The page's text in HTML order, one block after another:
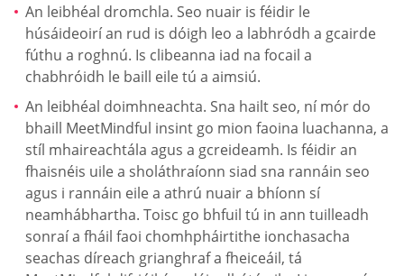
An leibhéal dromchla. Seo nuair is féidir le
húsáideoirí an rud is dóigh leo a labhródh a gcairde
fúthu a roghnú. Is clibeanna iad na focail a
chabhróidh le baill eile tú a aimsiú.
An leibhéal doimhneachta. Sna hailt seo, ní mór do
bhaill MeetMindful insint go mion faoina luachanna, a
stíl mhaireachtála agus a gcreideamh. Is féidir an
fhaisnéis uile a sholáthraíonn siad sna rannáin seo
agus i rannáin eile a athrú nuair a bhíonn sí
neamhábhartha. Toisc go bhfuil tú in ann tuilleadh
sonraí a fháil faoi chomhpháirtithe ionchasacha
seachas díreach grianghraf a fheiceáil, tá